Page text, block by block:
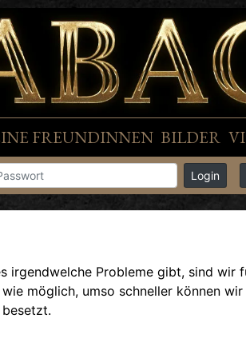
FREUNDINNEN BILDER
Login
irgendwelche Probleme gibt, sind wir
möglich, umso schneller können